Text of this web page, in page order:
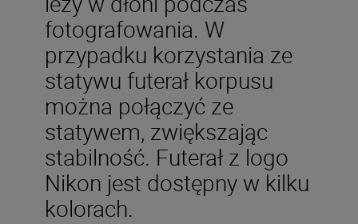
fotografowania. W
przypadku korzystania ze
statywu futerał korpusu
można połączyć ze
statywem, zwiększając
stabilność. Futerał z logo
Nikon jest dostępny w kilku
kolorach.